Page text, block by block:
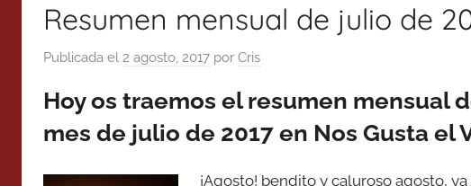
Resumen mensual de julio de
Publicada el 2 agosto, 2017 por Cris
Hoy os traemos el resumen mensual
mes de julio de 2017 en Nos Gusta el
¡Agosto! bendito y caluroso agosto,